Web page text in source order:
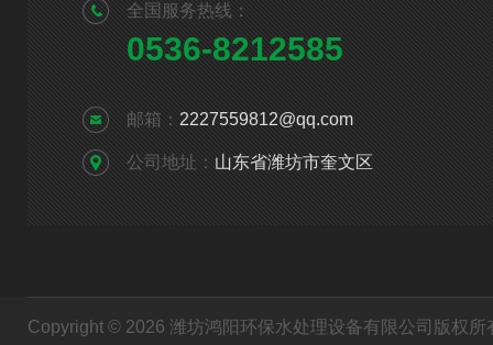
全国服务热线：
0536-8212585
邮箱： 2227559812@qq.com
公司地址： 山东省潍坊市奎文区
Copyright © 2026 潍坊鸿阳环保水处理设备有限公司版权所